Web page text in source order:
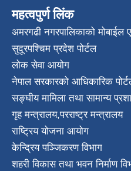
महत्वपुर्ण लिंक
अमरगढी नगरपालिकाको मोबाईल
सुदूरपश्चिम प्रदेश पोर्टल
लोक सेवा आयोग
नेपाल सरकारको आधिकारिक
सङ्घीय मामिला तथा सामान्य
गृह मन्त्रालय,परराष्ट्र मन्त्रालय
राष्ट्रिय योजना आयोग
केन्द्रिय पञ्जिकरण विभाग
शहरी विकास तथा भवन निर्माण